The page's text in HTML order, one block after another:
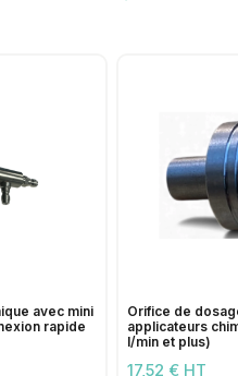
avec mini
rapide
Orifice de
applicateurs
l/min et plus)
17,52 € HT